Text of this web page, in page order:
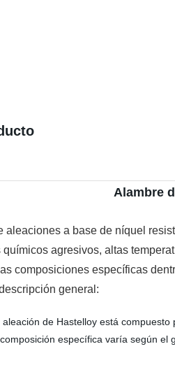
Alambre
aleaciones a base de níquel
agresivos, altas
composiciones específicas
general:
aleación de Hastelloy está
específica varía según